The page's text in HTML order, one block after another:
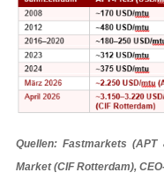
Quellen: Fastmarkets (APT
Market (CIF Rotterdam),